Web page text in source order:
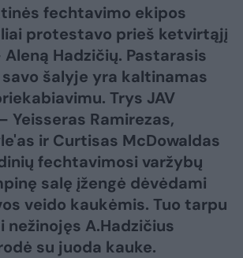
fechtavimo ekipos
protestavo prieš ketvirtąjį
Hadzičių. Pastarasis
šalyje yra kaltinamas
Trys JAV
Yeisseras Ramirezas,
ir Curtisas McDowaldas
fechtavimosi varžybų
salę įžengė dėvėdami
veido kaukėmis. Tuo tarpu
nežinojęs A.Hadzičius
su juoda kauke.